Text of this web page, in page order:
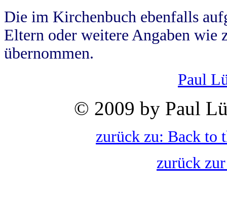
Die im Kirchenbuch ebenfalls
Eltern oder weitere Angaben wie
übernommen.
Paul
© 2009 by Paul
zurück zu: Back to
zurück